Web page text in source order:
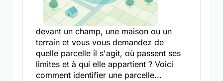
devant un champ, une maison ou un
terrain et vous vous demandez de
quelle parcelle il s'agit, où passent ses
limites et à qui elle appartient ? Voici
comment identifier une parcelle...